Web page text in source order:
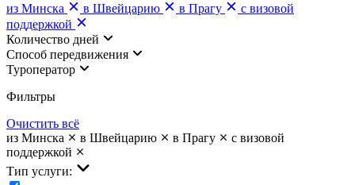
из Минска
в Швейцарию в Прагу
с визовой
поддержкой
Количество дней
Cпособ передвижения
Туроператор
Фильтры
Очистить всё
из Минска
в Швейцарию в Прагу
с визовой
поддержкой
Тип услуги: